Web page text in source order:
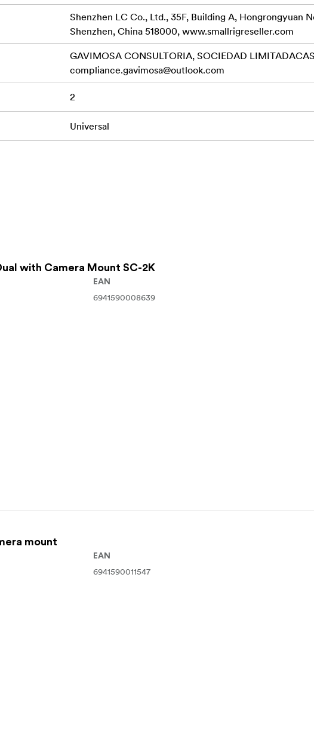
acoperite
se afișează, înseamnă că se pierde vidul
și să verificați cel puțin la fiecare patru ore
ventuză de 4″ (10cm)
Shenzhen LC Co., Ltd., 35F, Building A, Hongrongyuan
Shenzhen, China 518000, www.smallrigreseller.com
GAVIMOSA CONSULTORIA, SOCIEDAD
compliance.gavimosa@outlook.com
2
Universal
with Camera Mount SC-2K
EAN
6941590008639
mount
EAN
6941590011547